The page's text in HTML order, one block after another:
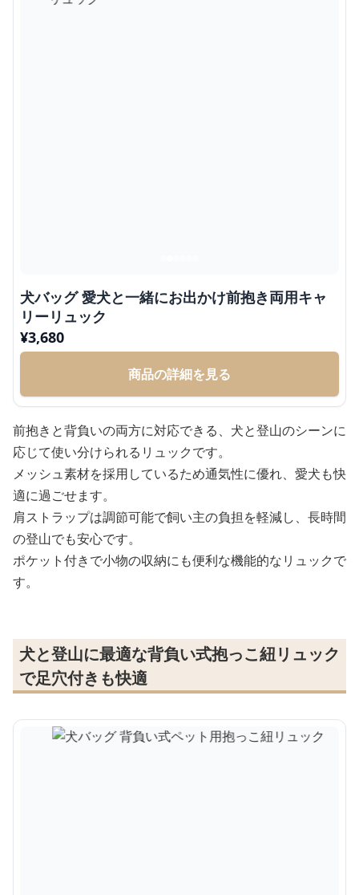
犬バッグ 愛犬と一緒にお出かけ前抱き両用キャ
リーリュック
¥3,680
商品の詳細を見る
前抱きと背負いの両方に対応できる、犬と登山のシーンに
応じて使い分けられるリュックです。
メッシュ素材を採用しているため通気性に優れ、愛犬も快
適に過ごせます。
肩ストラップは調節可能で飼い主の負担を軽減し、長時間
の登山でも安心です。
ポケット付きで小物の収納にも便利な機能的なリュックで
す。
犬と登山に最適な背負い式抱っこ紐リュック
で足穴付きも快適